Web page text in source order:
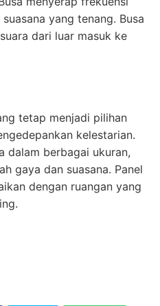
yang tenang. Busa
dari luar masuk ke
tetap menjadi pilihan
kelestarian.
dalam berbagai ukuran,
gaya dan suasana. Panel
dengan ruangan yang